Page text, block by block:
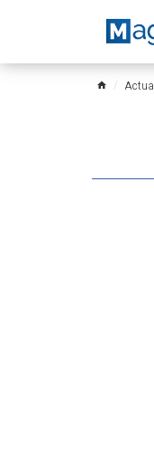
home